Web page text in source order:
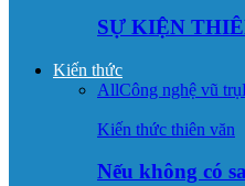
SỰ KIỆN
Kiến thức
AllCông nghệ vũ trụ
Kiến thức thiên văn
Nếu không có